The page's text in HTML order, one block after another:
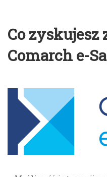
Co zyskujesz
Comarch e-